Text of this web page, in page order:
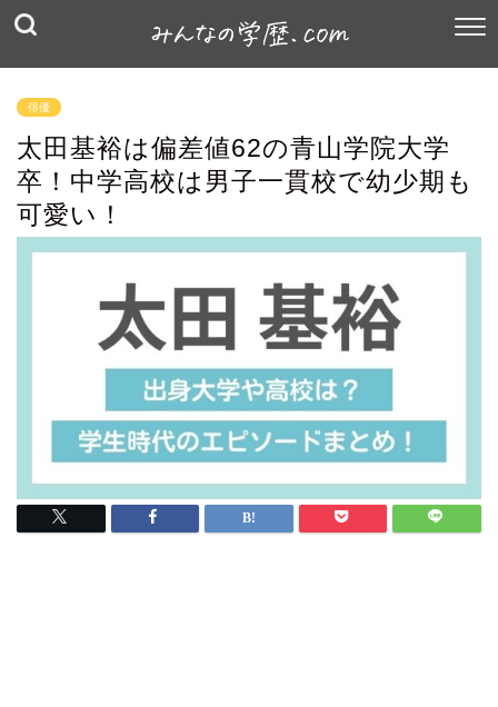
俳優
太田基裕は偏差値62の青山学院大学
卒！中学高校は男子一貫校で幼少期も
可愛い！